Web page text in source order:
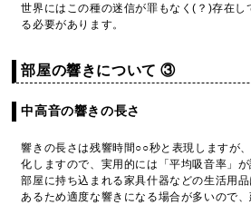
世界にはこの種の迷信が罪もなく(？)存在
る必要があります。
部屋の響きについて ③
中高音の響きの長さ
響きの長さは残響時間○○秒と表現しますが
化しますので、実用的には「平均吸音率」が
部屋に持ち込まれる家具什器などの生活用
あるため適度な響きになる場合が多いので